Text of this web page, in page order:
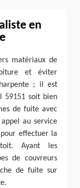
en
matériaux de
et éviter
; il est
59151 soit bien
de fuite avec
au service
effectuer la
Ayant les
de couvreurs
de fuite sur